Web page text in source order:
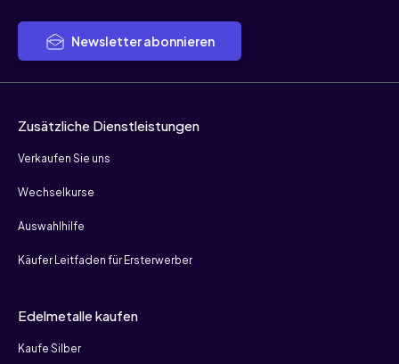
Newsletter abonnieren
Zusätzliche Dienstleistungen
Verkaufen Sie uns
Wechselkurse
Auswahlhilfe
Käufer Leitfaden für Ersterwerber
Edelmetalle kaufen
Kaufe Silber